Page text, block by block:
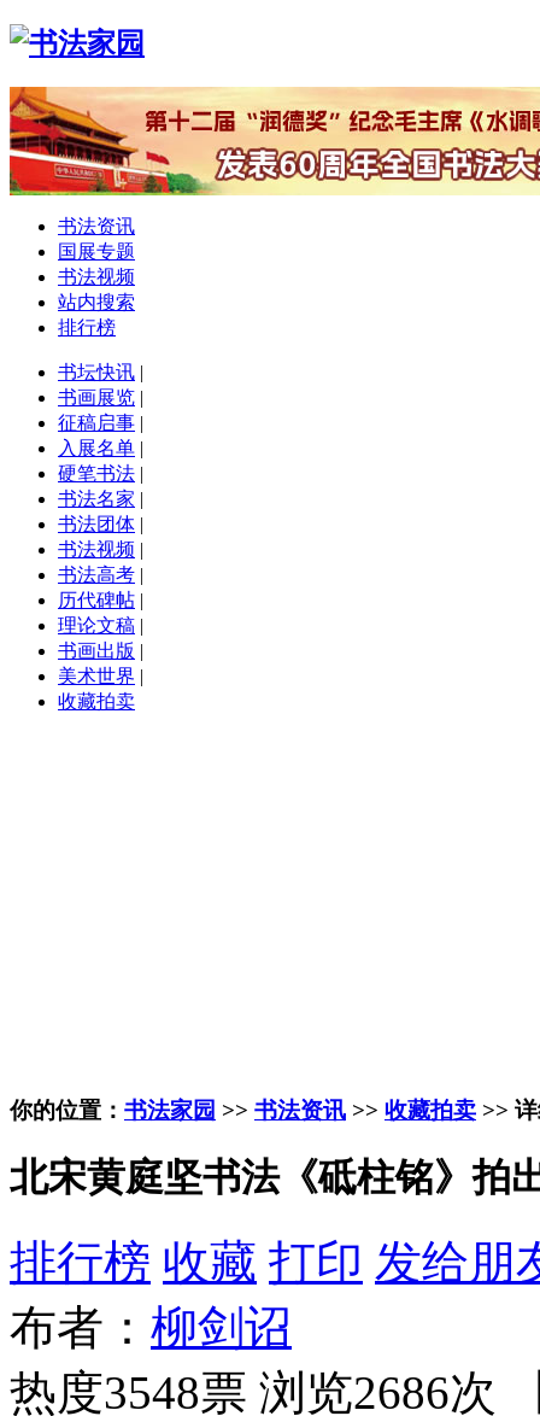
书法资讯
国展专题
书法视频
站内搜索
排行榜
书坛快讯 |
书画展览 |
征稿启事 |
入展名单 |
硬笔书法 |
书法名家 |
书法团体 |
书法视频 |
书法高考 |
历代碑帖 |
理论文稿 |
书画出版 |
美术世界 |
收藏拍卖
你的位置： 书法家园 >> 书法资讯 >> 收藏拍卖 >>
北宋黄庭坚书法《砥柱铭》拍
排行榜 收藏 打印 发给朋
布者： 柳剑诏
热度3548票 浏览2686次